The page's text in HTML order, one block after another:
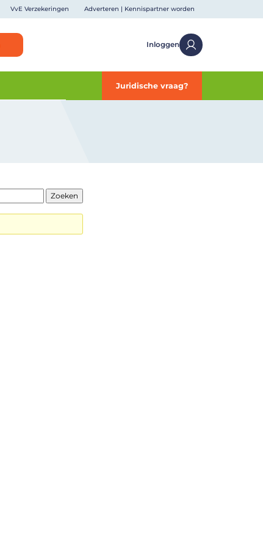
VvE Verzekeringen Adverteren | Kennispartner worden
Inloggen
Juridische vraag?